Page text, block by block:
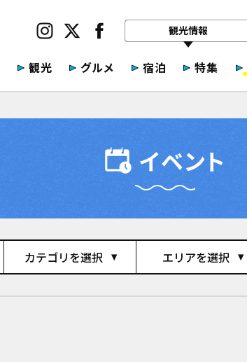
観光情報
観光 グルメ 宿泊 特集
イベント
カテゴリを選択 play_arrow エリアを選択 play_arrow